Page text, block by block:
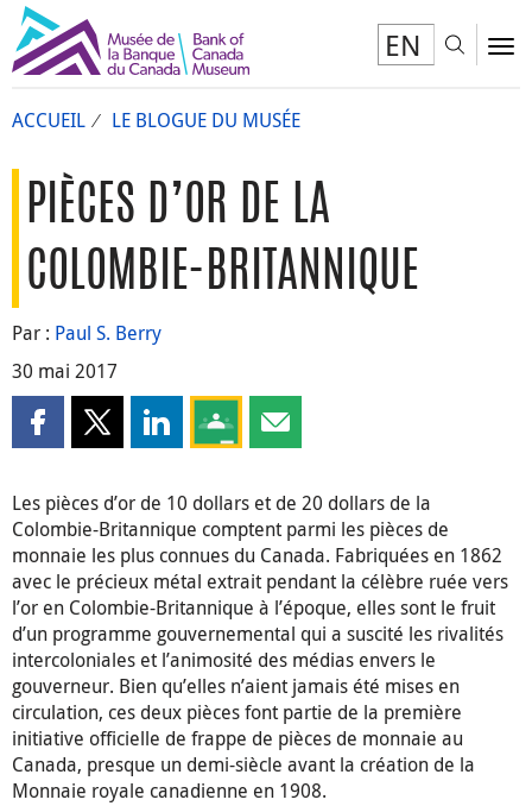
EN
ACCUEIL LE BLOGUE DU MUSÉE
PIÈCES D’OR DE LA
COLOMBIE-BRITANNIQUE
Par : Paul S. Berry
30 mai 2017
Partager cette page sur Facebook
Partager cette page sur X
Partager cette page sur LinkedIn
Partagez cette page sur Google
Partager cette page par
Les pièces d’or de 10 dollars et de 20 dollars de la
Colombie-Britannique comptent parmi les pièces de
monnaie les plus connues du Canada. Fabriquées en 1862
avec le précieux métal extrait pendant la célèbre ruée vers
l’or en Colombie-Britannique à l’époque, elles sont le fruit
d’un programme gouvernemental qui a suscité les rivalités
intercoloniales et l’animosité des médias envers le
gouverneur. Bien qu’elles n’aient jamais été mises en
circulation, ces deux pièces font partie de la première
initiative officielle de frappe de pièces de monnaie au
Canada, presque un demi-siècle avant la création de la
Monnaie royale canadienne en 1908.